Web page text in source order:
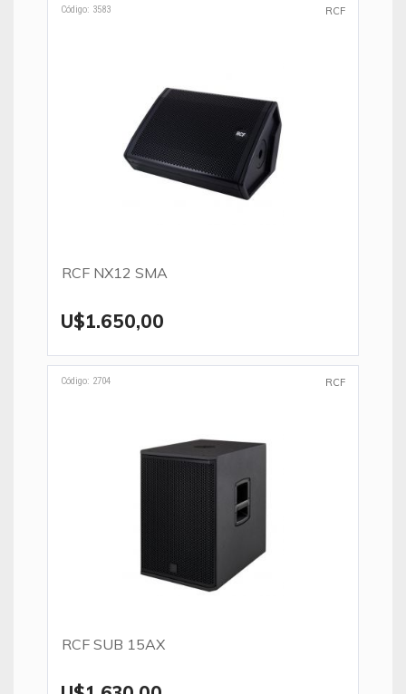
Código: 3583 RCF
RCF NX12 SMA
U$1.650,00
Código: 2704 RCF
RCF SUB 15AX